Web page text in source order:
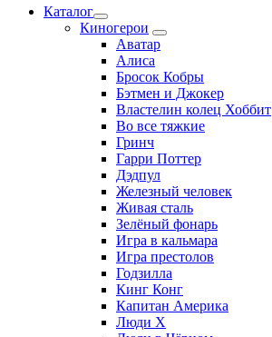
Каталог
Киногерои
Аватар
Алиса
Бросок Кобры
Бэтмен и Джокер
Властелин колец Хоббит
Во все тяжкие
Гринч
Гарри Поттер
Дэдпул
Железный человек
Живая сталь
Зелёный фонарь
Игра в кальмара
Игра престолов
Годзилла
Кинг Конг
Капитан Америка
Люди X